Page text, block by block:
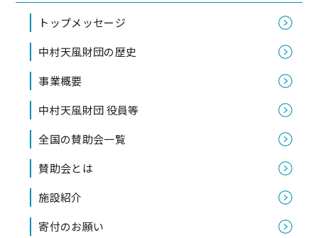
トップメッセージ
中村天風財団の歴史
事業概要
中村天風財団 役員等
全国の賛助会一覧
賛助会とは
施設紹介
寄付のお願い